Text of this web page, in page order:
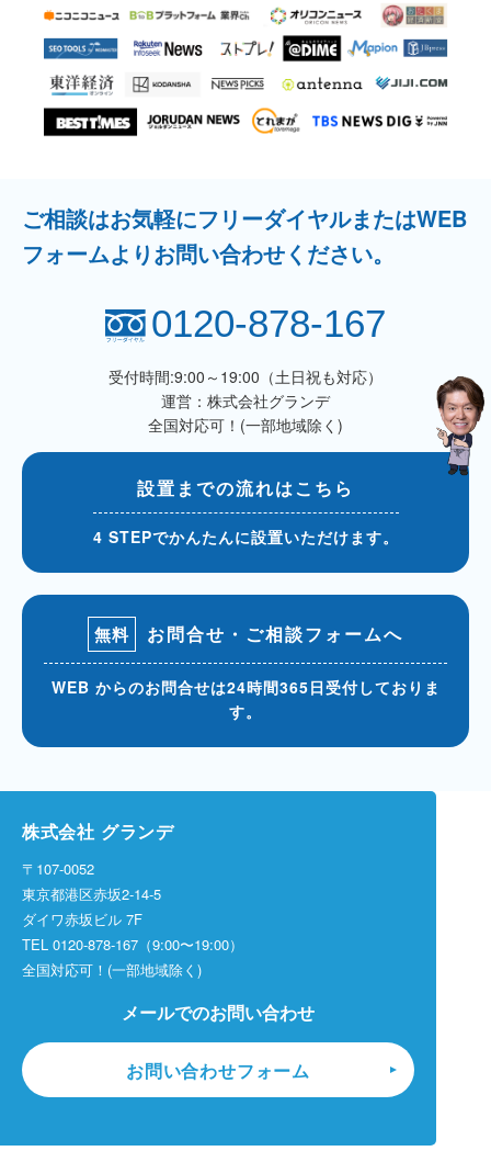
ご相談はお気軽にフリーダイヤルまたはWEB
フォームよりお問い合わせください。
0120-878-167
受付時間:9:00～19:00（土日祝も対応）
運営：株式会社グランデ
全国対応可！(一部地域除く)
設置までの流れはこちら
4 STEPでかんたんに設置いただけます。
無料 お問合せ・ご相談フォームへ
WEB からのお問合せは24時間365日受付しておりま
す。
株式会社 グランデ
〒107-0052
東京都港区赤坂2-14-5
ダイワ赤坂ビル 7F
TEL 0120-878-167（9:00〜19:00）
全国対応可！(一部地域除く)
メールでのお問い合わせ
お問い合わせフォーム